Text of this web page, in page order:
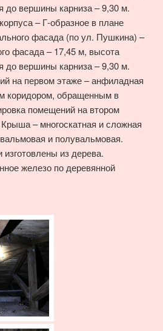
до вершины карниза – 9,30 м.
– Г-образное в плане
фасада (по ул. Пушкина) –
фасада – 17,45 м, высота
до вершины карниза – 9,30 м.
на первом этаже – анфиладная
коридором, обращенным в
помещений на втором
– многоскатная и сложная
и полувальмовая.
из дерева.
железо по деревянной